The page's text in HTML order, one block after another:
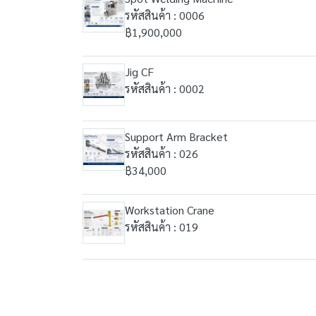
รหัสสินค้า : 0006
฿1,900,000
Jig CF
รหัสสินค้า : 0002
Support Arm Bracket
รหัสสินค้า : 026
฿34,000
Workstation Crane
รหัสสินค้า : 019